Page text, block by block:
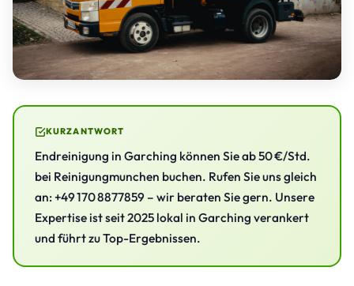
KURZANTWORT
Endreinigung in Garching können Sie ab 50 €/Std.
bei Reinigungmunchen buchen. Rufen Sie uns gleich
an: +49 170 8877859 – wir beraten Sie gern. Unsere
Expertise ist seit 2025 lokal in Garching verankert
und führt zu Top-Ergebnissen.